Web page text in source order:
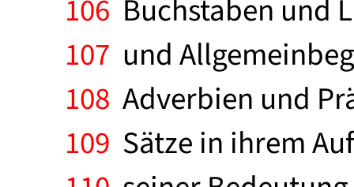
106 Buchstaben und
107 und
108 Adverbien und
109 Sätze in ihrem